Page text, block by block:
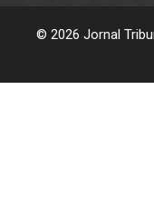
© 2026 Jornal